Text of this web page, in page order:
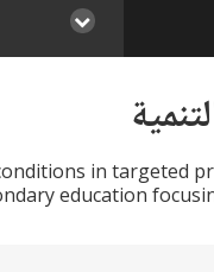
in targeted
education